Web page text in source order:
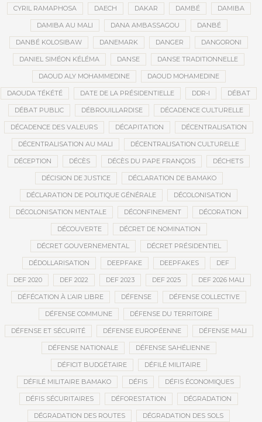
CYRIL RAMAPHOSA DAECH DAKAR DAMBÉ DAMIBA
DAMIBA AU MALI DANA AMBASSAGOU DANBÉ
DANBÉ KOLOSIBAW DANEMARK DANGER DANGORONI
DANIEL SIMÉON KÉLÉMA DANSE DANSE TRADITIONNELLE
DAOUD ALY MOHAMMEDINE DAOUD MOHAMEDINE
DAOUDA TÉKÉTÉ DATE DE LA PRÉSIDENTIELLE DDR-I DÉBAT
DÉBAT PUBLIC DÉBROUILLARDISE DÉCADENCE CULTURELLE
DÉCADENCE DES VALEURS DÉCAPITATION DÉCENTRALISATION
DÉCENTRALISATION AU MALI DÉCENTRALISATION CULTURELLE
DÉCEPTION DÉCÈS DÉCÈS DU PAPE FRANÇOIS DÉCHETS
DÉCISION DE JUSTICE DÉCLARATION DE BAMAKO
DÉCLARATION DE POLITIQUE GÉNÉRALE DÉCOLONISATION
DÉCOLONISATION MENTALE DÉCONFINEMENT DÉCORATION
DÉCOUVERTE DÉCRET DE NOMINATION
DÉCRET GOUVERNEMENTAL DÉCRET PRÉSIDENTIEL
DÉDOLLARISATION DEEPFAKE DEEPFAKES DEF
DEF 2020 DEF 2022 DEF 2023 DEF 2025 DEF 2026 MALI
DÉFÉCATION À L’AIR LIBRE DÉFENSE DÉFENSE COLLECTIVE
DÉFENSE COMMUNE DÉFENSE DU TERRITOIRE
DÉFENSE ET SÉCURITÉ DÉFENSE EUROPÉENNE DÉFENSE MALI
DÉFENSE NATIONALE DÉFENSE SAHÉLIENNE
DÉFICIT BUDGÉTAIRE DÉFILÉ MILITAIRE
DÉFILÉ MILITAIRE BAMAKO DÉFIS DÉFIS ÉCONOMIQUES
DÉFIS SÉCURITAIRES DÉFORESTATION DÉGRADATION
DÉGRADATION DES ROUTES DÉGRADATION DES SOLS